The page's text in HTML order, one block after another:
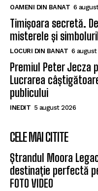
OAMENI DIN BANAT 6
Timișoara secretă.
misterele și
LOCURI DIN BANAT 6
Premiul Peter Jecza
Lucrarea
publicului
INEDIT 5 august 2026
CELE MAI CITITE
Ștrandul Moora
destinație perfectă
FOTO VIDEO